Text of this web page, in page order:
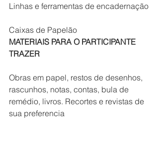
Linhas e ferramentas de encadernação
Caixas de Papelão
MATERIAIS PARA O PARTICIPANTE
TRAZER
Obras em papel, restos de desenhos,
rascunhos, notas, contas, bula de
remédio, livros. Recortes e revistas de
sua preferencia